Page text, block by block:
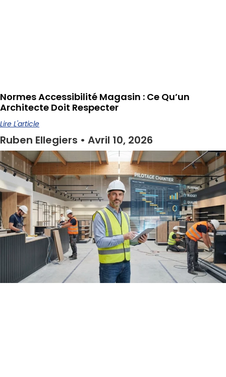
Normes Accessibilité Magasin : Ce Qu’un
Architecte Doit Respecter
Lire L'article
Ruben Ellegiers Avril 10, 2026